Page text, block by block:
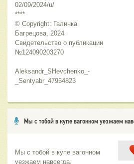
02/09/2024/u/
****
© Copyright: Галинка
Багрецова, 2024
Свидетельство о публикации
№124090203270
Aleksandr_SHevchenko_-
_Sentyabr_47954823
Мы с тобой в купе вагонном уезжаем
Мы с тобой в купе вагонном
уезжаем навсегда,